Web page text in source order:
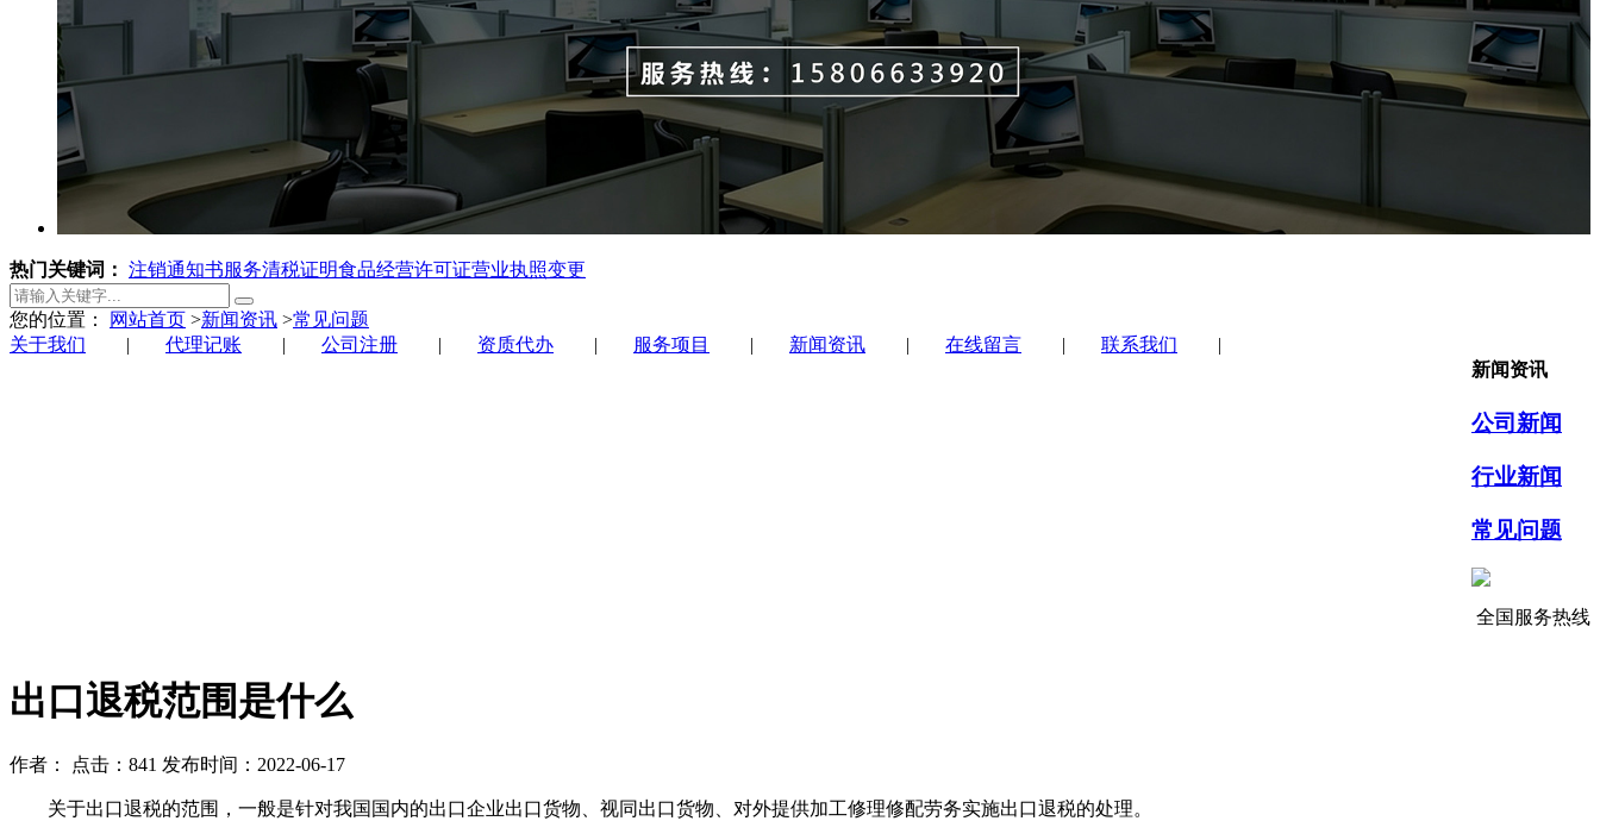
热门关键词： 注销通知书服务清税证明食品经营许可证营业执照变更
您的位置： 网站首页 >新闻资讯 >常见问题
新闻资讯
公司新闻
行业新闻
常见问题
全国服务热线
出口退税范围是什么
作者： 点击：841 发布时间：2022-06-17
关于出口退税的范围，一般是针对我国国内的出口企业出口货物、视同出口货物、对外提供加工修理修配劳务实施出口退税的处理。
关于我们 | 代理记账 | 公司注册 | 资质代办 | 服务项目 | 新闻资讯 | 在线留言 | 联系我们 |